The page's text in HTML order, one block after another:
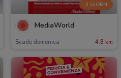
-3 GIORNI
MediaWorld
Scade domenica 4.8 km